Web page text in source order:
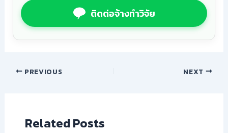
ติดต่อจ้างทำวิจัย
PREVIOUS NEXT
Related Posts